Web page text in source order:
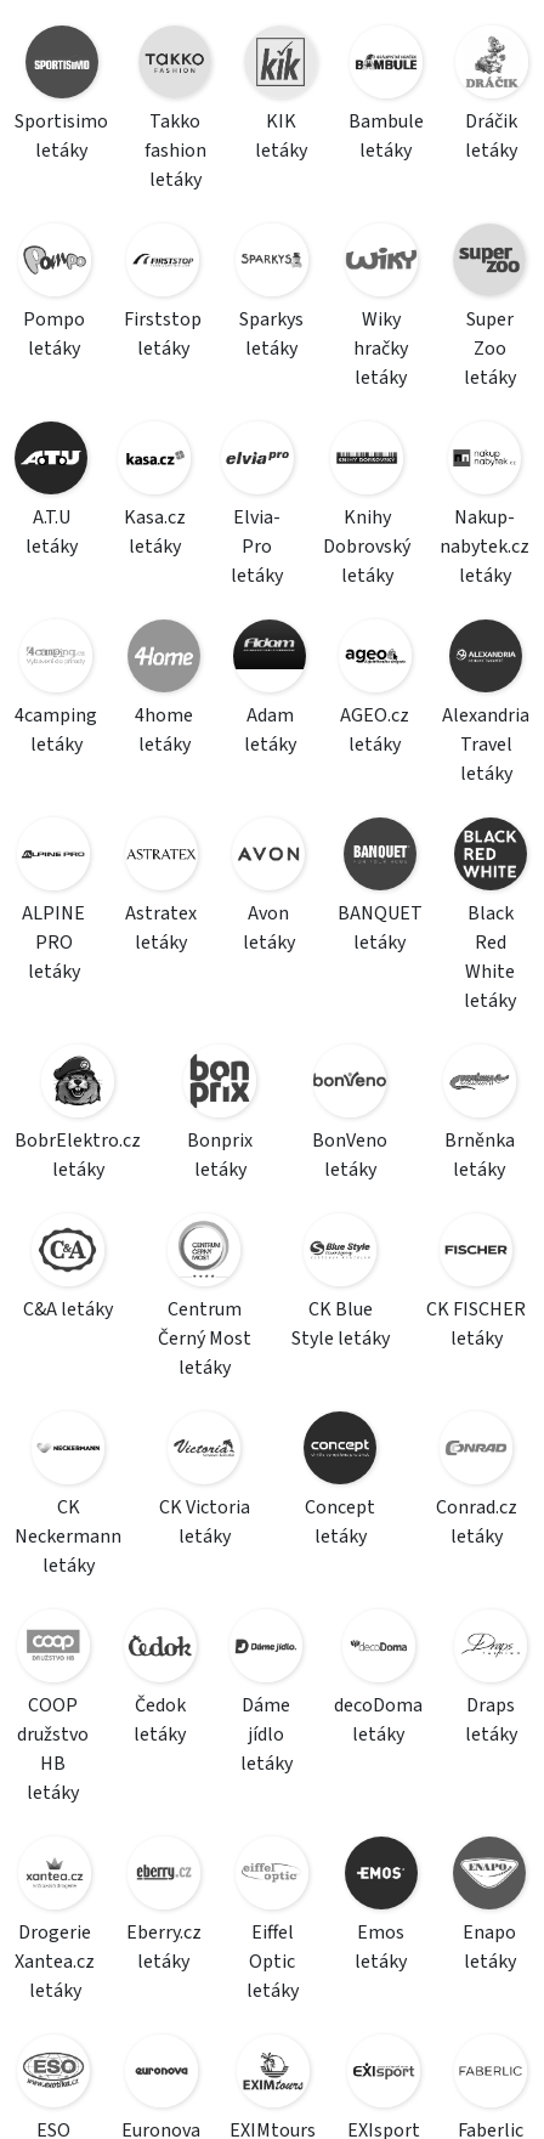
Sportisimo
letáky
Takko
fashion
letáky
KIK
letáky
Bambule
letáky
Dráčik
letáky
Pompo
letáky
Firststop
letáky
Sparkys
letáky
Wiky
hračky
letáky
Super
Zoo
letáky
A.T.U
letáky
Kasa.cz
letáky
Elvia-
Pro
letáky
Knihy
Dobrovský
letáky
Nakup-
nabytek.cz
letáky
4camping
letáky
4home
letáky
Adam
letáky
AGEO.cz
letáky
Alexandria
Travel
letáky
ALPINE
PRO
letáky
Astratex
letáky
Avon
letáky
BANQUET
letáky
Black
Red
White
letáky
BobrElektro.cz
letáky
Bonprix
letáky
BonVeno
letáky
Brněnka
letáky
C&A letáky
Centrum
Černý Most
letáky
CK Blue
Style letáky
CK FISCHER
letáky
CK
Neckermann
letáky
CK Victoria
letáky
Concept
letáky
Conrad.cz
letáky
COOP
družstvo
HB
letáky
Čedok
letáky
Dáme
jídlo
letáky
decoDoma
letáky
Draps
letáky
Drogerie
Xantea.cz
letáky
Eberry.cz
letáky
Eiffel
Optic
letáky
Emos
letáky
Enapo
letáky
ESO Euronova EXIMtours EXIsport Faberlic